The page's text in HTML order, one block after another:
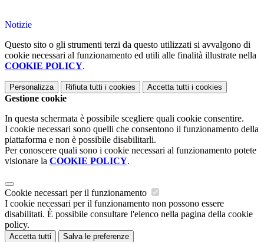
Notizie
Questo sito o gli strumenti terzi da questo utilizzati si avvalgono di
cookie necessari al funzionamento ed utili alle finalità illustrate nella
COOKIE POLICY.
Personalizza Rifiuta tutti i cookies Accetta tutti i cookies
Gestione cookie
In questa schermata è possibile scegliere quali cookie consentire.
I cookie necessari sono quelli che consentono il funzionamento della
piattaforma e non è possibile disabilitarli.
Per conoscere quali sono i cookie necessari al funzionamento potete
visionare la COOKIE POLICY.
Cookie necessari per il funzionamento
I cookie necessari per il funzionamento non possono essere
disabilitati. È possibile consultare l'elenco nella pagina della cookie
policy.
Accetta tutti Salva le preferenze